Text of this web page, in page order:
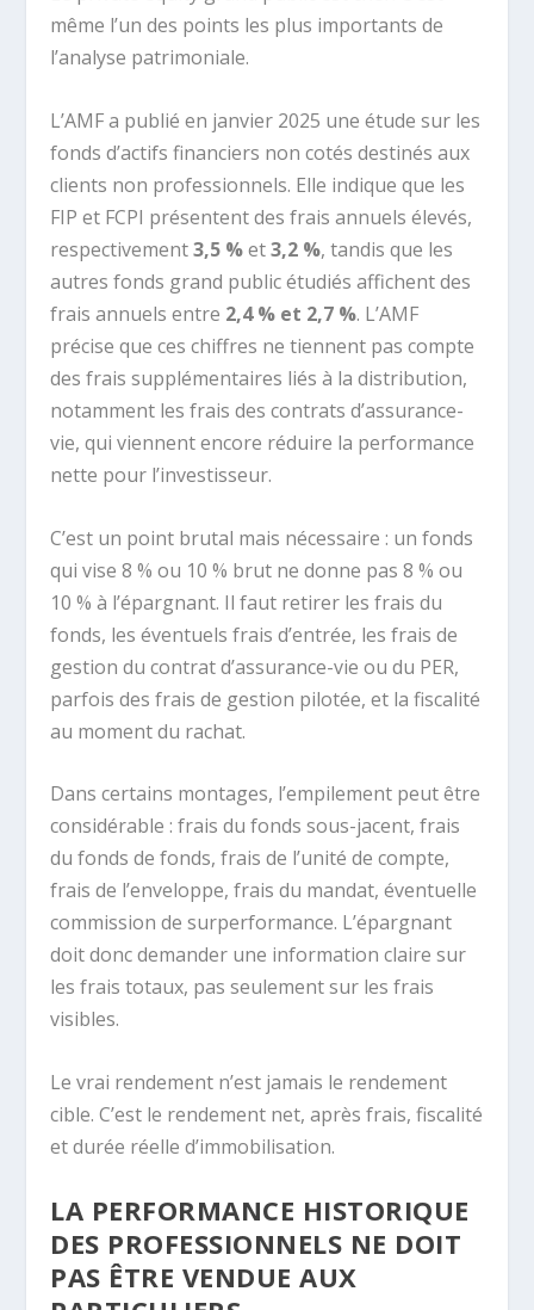
même l’un des points les plus importants de
l’analyse patrimoniale.
L’AMF a publié en janvier 2025 une étude sur les
fonds d’actifs financiers non cotés destinés aux
clients non professionnels. Elle indique que les
FIP et FCPI présentent des frais annuels élevés,
respectivement3,5 %et3,2 %, tandis que les
autres fonds grand public étudiés affichent des
frais annuels entre 2,4 % et 2,7 %. L’AMF
précise que ces chiffres ne tiennent pas compte
des frais supplémentaires liés à la distribution,
notamment les frais des contrats d’assurance-
vie, qui viennent encore réduire la performance
nette pour l’investisseur.
C’est un point brutal mais nécessaire : un fonds
qui vise 8 % ou 10 % brut ne donne pas 8 % ou
10 % à l’épargnant. Il faut retirer les frais du
fonds, les éventuels frais d’entrée, les frais de
gestion du contrat d’assurance-vie ou du PER,
parfois des frais de gestion pilotée, et la fiscalité
au moment du rachat.
Dans certains montages, l’empilement peut être
considérable : frais du fonds sous-jacent, frais
du fonds de fonds, frais de l’unité de compte,
frais de l’enveloppe, frais du mandat, éventuelle
commission de surperformance. L’épargnant
doit donc demander une information claire sur
les frais totaux, pas seulement sur les frais
visibles.
Le vrai rendement n’est jamais le rendement
cible. C’est le rendement net, après frais, fiscalité
et durée réelle d’immobilisation.
LA PERFORMANCE HISTORIQUE
DES PROFESSIONNELS NE DOIT
PAS ÊTRE VENDUE AUX